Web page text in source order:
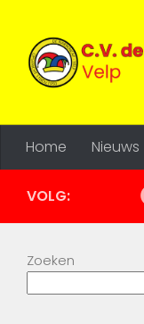
Home Nieuws
VOLG:
Zoeken